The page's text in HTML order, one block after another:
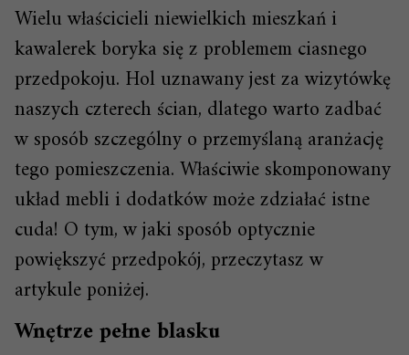
Wielu właścicieli niewielkich mieszkań i
kawalerek boryka się z problemem ciasnego
przedpokoju. Hol uznawany jest za wizytówkę
naszych czterech ścian, dlatego warto zadbać
w sposób szczególny o przemyślaną aranżację
tego pomieszczenia. Właściwie skomponowany
układ mebli i dodatków może zdziałać istne
cuda! O tym, w jaki sposób optycznie
powiększyć przedpokój, przeczytasz w
artykule poniżej.
Wnętrze pełne blasku